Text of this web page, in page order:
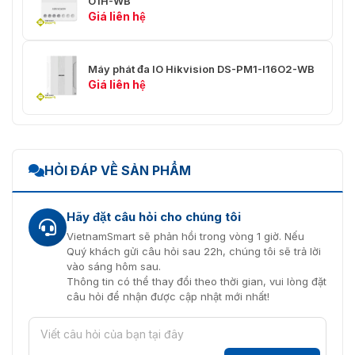
Giá liên hệ
Máy phát đa IO Hikvision DS-PM1-I16O2-WB
Giá liên hệ
HỎI ĐÁP VỀ SẢN PHẨM
Hãy đặt câu hỏi cho chúng tôi
VietnamSmart sẽ phản hồi trong vòng 1 giờ. Nếu
Quý khách gửi câu hỏi sau 22h, chúng tôi sẽ trả lời
vào sáng hôm sau.
Thông tin có thể thay đổi theo thời gian, vui lòng đặt
câu hỏi để nhận được cập nhật mới nhất!